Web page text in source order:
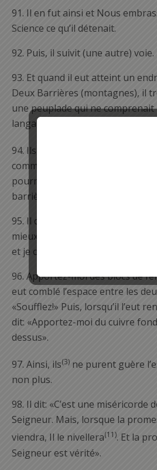
91. Il en fut ainsi et Nous
Science ce qu’il détenait.
92. Puis, il suivit (une autre) voie.
93. Et quand il eut atteint un
Deux Barrières (montagnes), il
une peuplade qui ne
langage.
94. Ils dirent: «Ô Ḏūl-Qarnayn,
commettent du désordre sur
pourrons t’accorder un tribut
barrière entre eux et nous?»
95. Il dit: «Ce que Mon Seigneur
mieux (que vos dons). Aidez-moi
et je construirai un remblai entre
96. Apportez-moi des blocs de
eut comblé l’espace entre les
«Soufflez!» Puis, lorsqu’il l’eut
dit: «Apportez-moi du cuivre
dessus».
97. Ainsi, ils(3) ne purent guère
non plus.
98. Il dit: «C’est une miséricorde
Seigneur. Mais, lorsque la
viendra, Il le nivellera(11). Et la
Seigneur est vérité».